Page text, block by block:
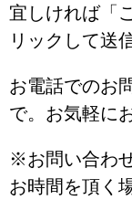
宜しければ「
リックして送
お電話でのお
で。お気軽に
※お問い合わ
お時間を頂く